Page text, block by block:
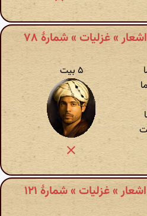
» غزلیات » شمارهٔ ۷۸
۵ بیت
» غزلیات » شمارهٔ ۱۲۱